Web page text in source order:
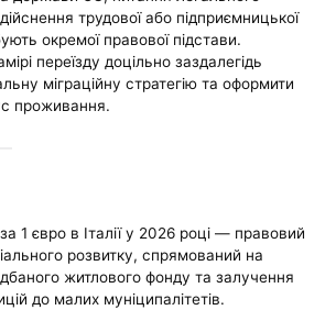
трудової або підприємницької
окремої правової підстави.
переїзду доцільно заздалегідь
міграційну стратегію та оформити
проживання.
1 євро в Італії у 2026 році — правовий
розвитку, спрямований на
житлового фонду та залучення
до малих муніципалітетів.